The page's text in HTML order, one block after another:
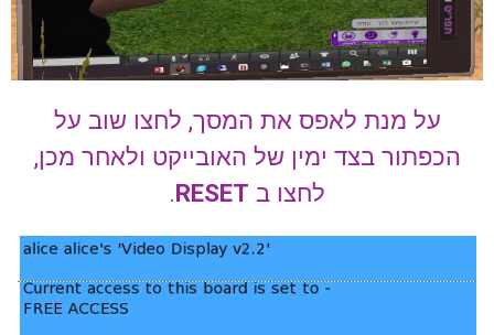
על מנת לאפס את המסך, לחצו שוב על
הכפתור בצד ימין של האובייקט ולאחר מכן,
לחצו ב RESET
.